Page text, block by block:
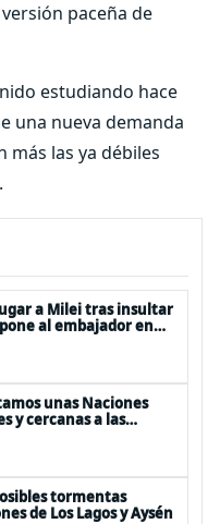
paceña de
estudiando hace
una nueva demanda
más las ya débiles
a Milei tras insultar
al embajador en
bilateral
unas Naciones
y cercanas a las
tormentas
de Los Lagos y Aysén